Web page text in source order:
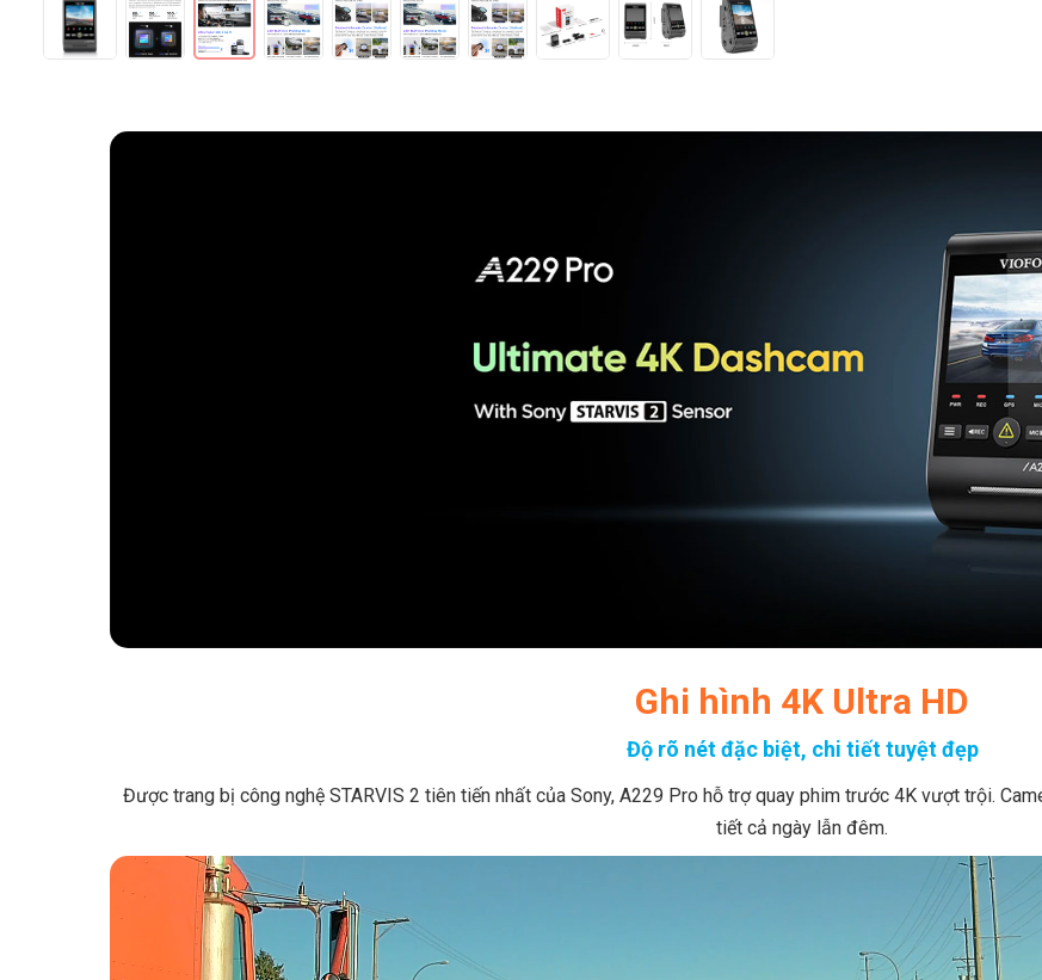
Ghi hình 4K Ultra HD
Độ rõ nét đặc biệt, chi tiết tuyệt đẹp
Được trang bị công nghệ STARVIS 2 tiên tiến nhất của Sony, A229 Pro hỗ trợ quay phim trước 4K vượt trội.
tiết cả ngày lẫn đêm.